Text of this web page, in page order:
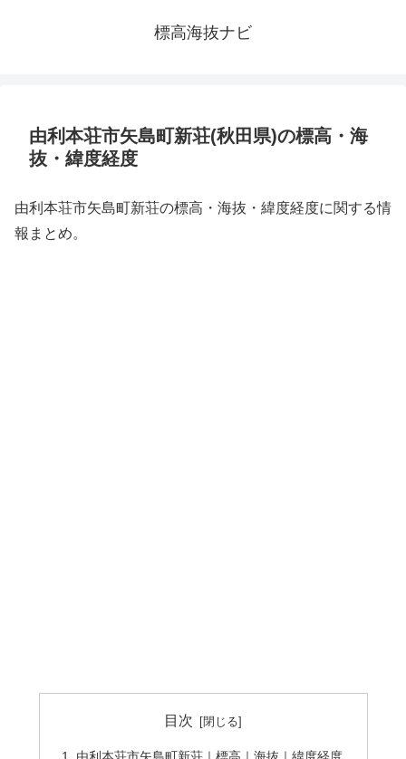
標高海抜ナビ
由利本荘市矢島町新荘(秋田県)の標高・海
抜・緯度経度
由利本荘市矢島町新荘の標高・海抜・緯度経度に関する情
報まとめ。
目次